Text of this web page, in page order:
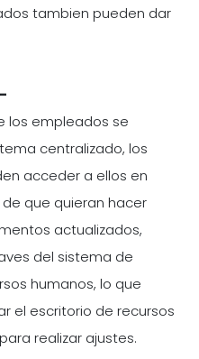
tambien pueden dar
los empleados se
centralizado, los
acceder a ellos en
que quieran hacer
actualizados,
del sistema de
humanos, lo que
el escritorio de recursos
realizar ajustes.